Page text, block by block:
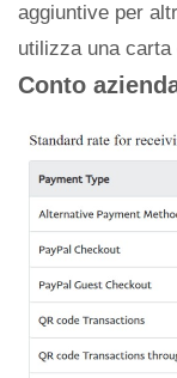
aggiuntive per
utilizza una
Conto